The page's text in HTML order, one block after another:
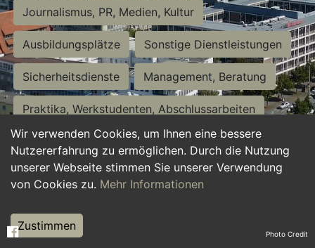
Wir verwenden Cookies, um Ihnen eine bessere
Nutzererfahrung zu ermöglichen. Durch die Nutzung
unserer Webseite stimmen Sie unserer Verwendung
von Cookies zu. Mehr Informationen
Zustimmen
Journalismus, PR, Medien, Kultur
Ausbildungsplätze Sonstige Dienstleistungen
Sicherheitsdienste Management, Beratung
Praktika, Werkstudenten, Abschlussarbeiten
Personalwesen Assistenz, Sekretariat
Hilfskräfte, Aushilfs- und Nebenjobs
Weiterbildung, Studium, duale Ausbildung Photo Credit